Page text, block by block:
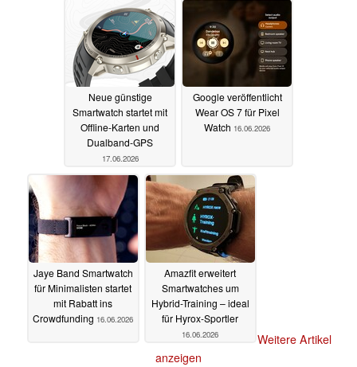
Neue günstige
Smartwatch startet mit
Offline-Karten und
Dualband-GPS
17.06.2026
Google veröffentlicht
Wear OS 7 für Pixel
Watch 16.06.2026
Jaye Band Smartwatch
für Minimalisten startet
mit Rabatt ins
Crowdfunding 16.06.2026
Amazfit erweitert
Smartwatches um
Hybrid-Training – ideal
für Hyrox-Sportler
16.06.2026
Weitere Artikel
anzeigen